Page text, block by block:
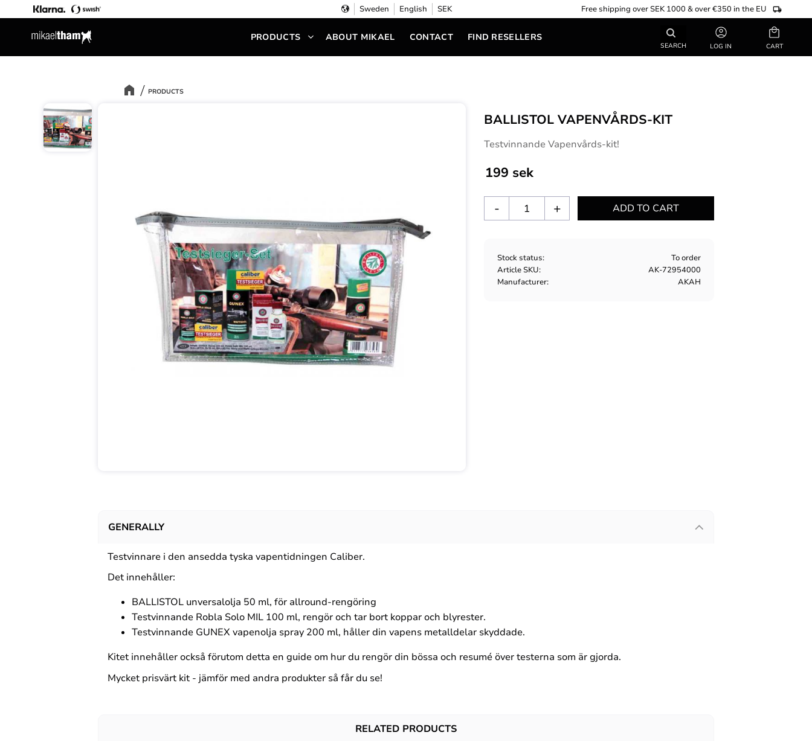
Sweden English SEK Free shipping over SEK 1000 & over €350 in the EU
SEARCH
PRODUCTS ABOUT MIKAEL CONTACT FIND RESELLERS
LOG IN
Basket
PRODUCTS
BALLISTOL VAPENVÅRDS-KIT
Testvinnande Vapenvårds-kit!
199 sek
+
-
Stock status
To order
Article SKU
AK-72954000
Manufacturer
AKAH
GENERALLY
Testvinnare i den ansedda tyska vapentidningen Caliber.
Det innehåller:
BALLISTOL unversalolja 50 ml, för allround-rengöring
Testvinnande Robla Solo MIL 100 ml, rengör och tar bort koppar och blyrester.
Testvinnande GUNEX vapenolja spray 200 ml, håller din vapens metalldelar skyddade.
Kitet innehåller också förutom detta en guide om hur du rengör din bössa och resumé över testerna som är gjorda.
Mycket prisvärt kit - jämför med andra produkter så får du se!
RELATED PRODUCTS